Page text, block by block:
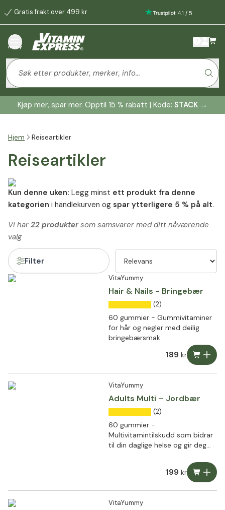
Gratis frakt over 499 kr : 4.1 / 5
meny
Kjøp mer, spar mer. Opptil 15 % rabatt | Kode: STACK →
Hjem Reiseartikler
Reiseartikler
Kun denne uken: Legg minst ett produkt fra denne
kategorien i handlekurven og spar ytterligere 5 % på alt.
Vi har 22 produktersom samsvarer med ditt nåværende
valg
Filter
VitaYummy
Hair & Nails - Bringebær
(2)
60 gummier - Gummivitaminer
for hår og negler med deilig
bringebærsmak.
189 kr
VitaYummy
Adults Multi – Jordbær
(2)
60 gummier -
Multivitamintilskudd som bidrar
til din daglige helse og gir deg
199 kr
VitaYummy